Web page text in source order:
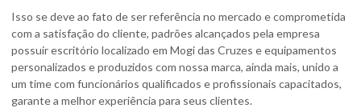
Isso se deve ao fato de ser referência no mercado e comprometida
com a satisfação do cliente, padrões alcançados pela empresa
possuir escritório localizado em Mogi das Cruzes e equipamentos
personalizados e produzidos com nossa marca, ainda mais, unido a
um time com funcionários qualificados e profissionais capacitados,
garante a melhor experiência para seus clientes.